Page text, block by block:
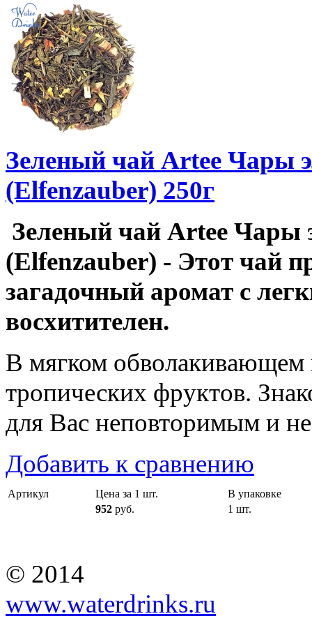
Зеленый чай Artee Чары
(Elfenzauber) 250г
Зеленый чай Artee Чары
(Elfenzauber) - Этот чай
загадочный аромат с
восхитителен.
В мягком обволакивающем
тропических фруктов.
для Вас неповторимым и
Добавить к сравнению
Артикул Цена за 1 шт.
В упаковке
952 руб. 1 шт.
© 2014
www.waterdrinks.ru